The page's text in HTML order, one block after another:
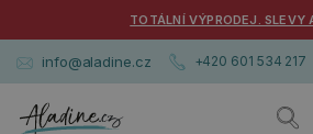
TOTÁLNÍ VÝPRODEJ. SLEVY
info@aladine.cz +420 601 534 217